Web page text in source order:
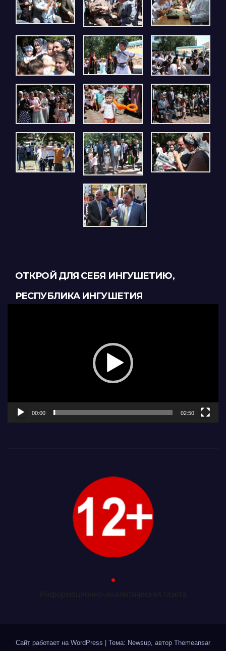
ОТКРОЙ ДЛЯ СЕБЯ ИНГУШЕТИЮ,
РЕСПУБЛИКА ИНГУШЕТИЯ
00:00 02:50
.
Сайт работает на WordPress Тема: Newsup, автор Themeansar